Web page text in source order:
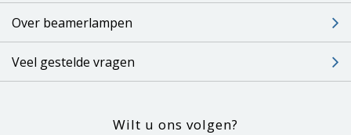
Over beamerlampen
Veel gestelde vragen
Wilt u ons volgen?